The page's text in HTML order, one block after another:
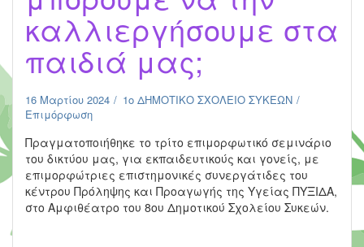
καλλιεργήσουμε στα
παιδιά μας;
16 Μαρτίου 2024
1ο ΔΗΜΟΤΙΚΟ ΣΧΟΛΕΙΟ ΣΥΚΕΩΝ
Επιμόρφωση
Πραγματοποιήθηκε το τρίτο επιμορφωτικό σεμινάριο
του δικτύου μας, για εκπαιδευτικούς και γονείς, με
επιμορφώτριες επιστημονικές συνεργάτιδες του
κέντρου Πρόληψης και Προαγωγής της Υγείας ΠΥΞΙΔΑ,
στο Αμφιθέατρο του 8ου Δημοτικού Σχολείου Συκεών.